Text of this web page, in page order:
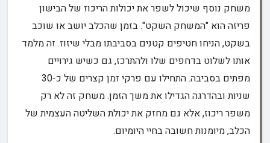
משחק נוסף שיכול לשפר את יכולות הריכוז של הבישון
פריזה הוא "המשחק השקט". בזמן שהכלב יושב או שוכב
בשקט, הניחו חטיפים קטנים בסביבתו מבלי שיזוז. זה מלמד
אותו לשלוט בדחפים שלו ולהתרכז, גם כשיש גירויים
מפתים בסביבה. התחילו עם פרקי זמן קצרים של כ-30
שניות ובהדרגה הגדילו את משך הזמן. משחק זה לא רק
משפר ריכוז, אלא גם מחזק את יכולת השליטה העצמית של
הכלב, מיומנות חשובה בחיי היומיום.